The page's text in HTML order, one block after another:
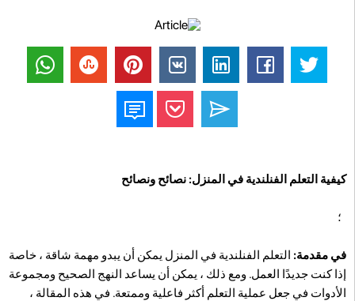
كيفية التعلم الفنلندية في المنزل: نصائح ونصائح
؛
في مقدمة: التعلم الفنلندية في المنزل يمكن أن يبدو مهمة شاقة ، خاصة
إذا كنت جديدًا العمل. ومع ذلك ، يمكن أن يساعد النهج الصحيح ومجموعة
الأدوات في جعل عملية التعلم أكثر فاعلية وممتعة. في هذه المقالة ،